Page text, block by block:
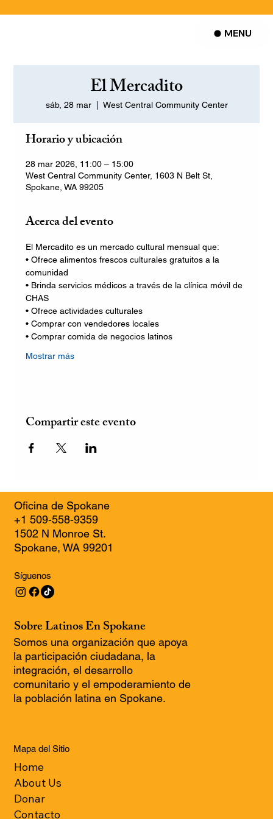
MENU
El Mercadito
sáb, 28 mar
  |
West Central Community Center
Horario y ubicación
28 mar 2026, 11:00 – 15:00
West Central Community Center, 1603 N Belt St,
Spokane, WA 99205
Acerca del evento
El Mercadito es un mercado cultural mensual que:
• Ofrece alimentos frescos culturales gratuitos a la
comunidad
• Brinda servicios médicos a través de la clínica móvil de
CHAS
• Ofrece actividades culturales
• Comprar con vendedores locales
• Comprar comida de negocios latinos
Mostrar más
Compartir este evento
Sobre Latinos En Spokane
Somos una organización que apoya
la participación ciudadana, la
integración, el desarrollo
comunitario y el empoderamiento de
la población latina en Spokane.
Oficina de Spokane
+1 509-558-9359
1502 N Monroe St.
Spokane, WA 99201
Síguenos
Mapa del Sitio
Home
About Us
Donar
Contacto